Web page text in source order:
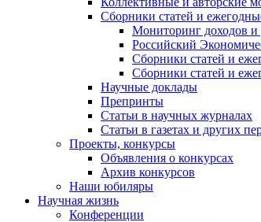
Сборники статей и
Мониторинг доходов и
Российский
Сборники статей и
Сборники статей и
Научные доклады
Препринты
Статьи в научных журналах
Статьи в газетах и других
Проекты, конкурсы
Объявления о конкурсах
Архив конкурсов
Наши юбиляры
Научная жизнь
Конференции